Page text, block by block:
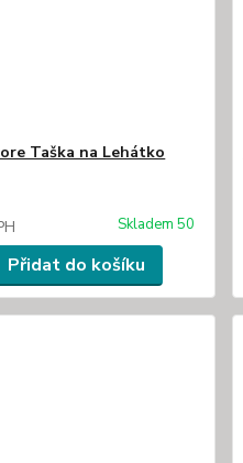
Taška na Lehátko
Skladem 50
Přidat do košíku